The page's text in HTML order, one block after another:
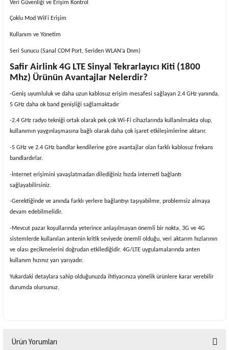
Veri Güvenliği ve Erişim Kontrol
Çoklu Mod WiFi Erişim
Kullanım ve Yönetim
Seri Sunucu (Sanal COM Port, Seriden WLAN’a Dnm)
Safir Airlink 4G LTE Sinyal Tekrarlayıcı Kiti (1800
Mhz) Ürünün Avantajlar Nelerdir?
-Geniş uyumluluk ve daha uzun kablosuz erişim mesafesi sağlayan 2.4 GHz yanında,
5 GHz daha ok band genişliği sağlamaktadır
-2.4 GHz radyo tekniği ortak olarak pek çok Wi-Fi cihazlarında kullanılmakta olup,
kullanımın yaygınlaşmasına bağlı olarak daha çok işaret etkileşimlerine aktarır.
-5 GHz ve 2.4 GHz bandlar kendilerine göre avantajlar olan farklı kablosuz frekans
bandlardırlar.
-İnternet erişimini yavaşlatmadan dilediğiniz hızda interneti bağlantı
sağlayabilirsiniz.
-Gerektiğinde ve anında farklı yerlere bağlantıyı taşıyabilme, problemsiz almaya
devam edebilmelidir.
-Mevcut pazar koşullarında yeterince anlaşılmayan önemli bir nokta, 3G ve 4G
sistemlerde kullanılan antenin kritik seviyede önemli olduğu, veri aktarım hızlarının
ve olası gecikmelerini doğrudan etkilediğidir. 4G/LTE uygulamalarında anten
kullanım hızınız yarı yarıyadır.
Yukardaki detaylara sahip olduğunuzda ihtiyacınıza yönelik ürünlere karar verebilir
durumda olursunuz.
Ürün Yorumları